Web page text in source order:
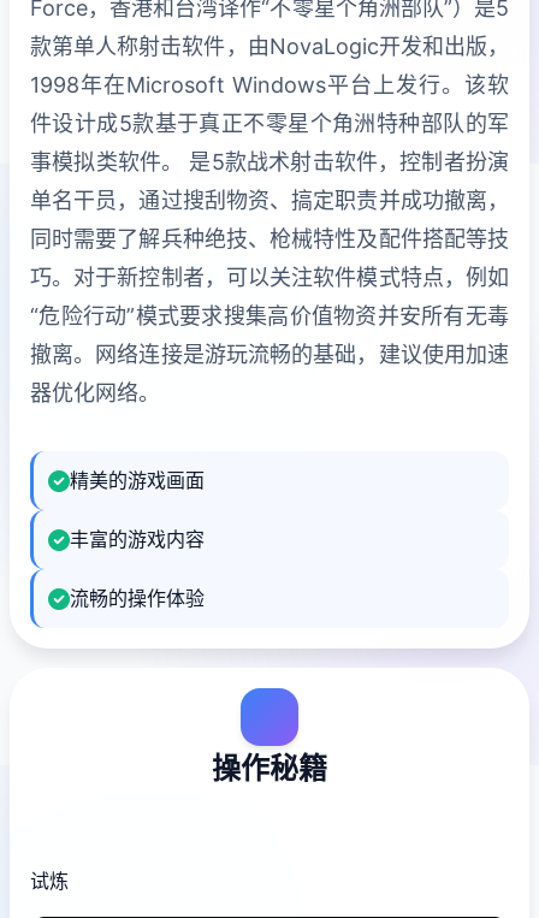
Force，香港和台湾译作“不零星个角洲部队”）是5
款第单人称射击软件，由NovaLogic开发和出版，
1998年在Microsoft Windows平台上发行。该软
件设计成5款基于真正不零星个角洲特种部队的军
事模拟类软件。 是5款战术射击软件，控制者扮演
单名干员，通过搜刮物资、搞定职责并成功撤离，
同时需要了解兵种绝技、枪械特性及配件搭配等技
巧。对于新控制者，可以关注软件模式特点，例如
“危险行动”模式要求搜集高价值物资并安所有无毒
撤离。网络连接是游玩流畅的基础，建议使用加速
器优化网络。
精美的游戏画面
丰富的游戏内容
流畅的操作体验
操作秘籍
试炼